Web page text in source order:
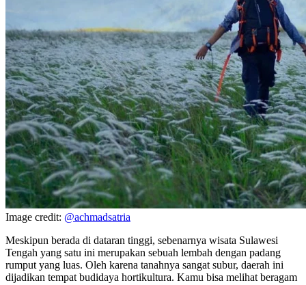
Image credit: @achmadsatria
Meskipun berada di dataran tinggi, sebenarnya wisata Sulawesi
Tengah yang satu ini merupakan sebuah lembah dengan padang
rumput yang luas. Oleh karena tanahnya sangat subur, daerah ini
dijadikan tempat budidaya hortikultura. Kamu bisa melihat beragam